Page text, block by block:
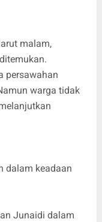
malam,
persawahan
warga tidak
dalam keadaan
Junaidi dalam